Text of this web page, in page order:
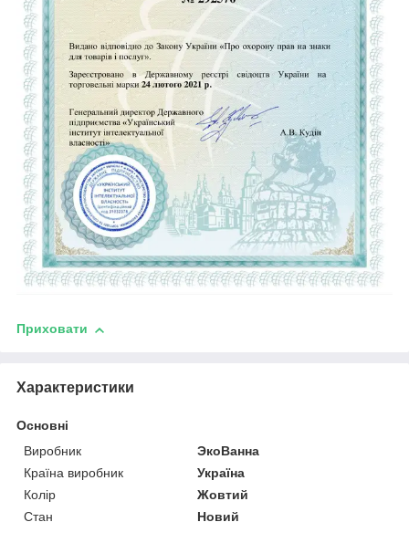
Приховати
Характеристики
Основні
Виробник
ЭкоВанна
Країна виробник
Україна
Колір
Жовтий
Стан
Новий